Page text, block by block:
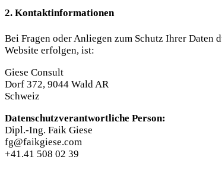
2. Kontaktinformationen
Bei Fragen oder Anliegen zum Schutz Ihrer Daten
Website erfolgen, ist:
Giese Consult
Dorf 372, 9044 Wald AR
Schweiz
Datenschutzverantwortliche Person:
Dipl.-Ing. Faik Giese
fg@faikgiese.com
+41.41 508 02 39